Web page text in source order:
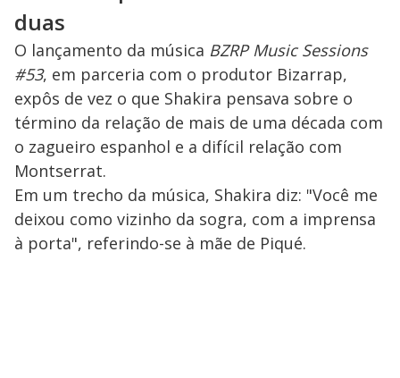
duas
O lançamento da música BZRP Music Sessions
#53, em parceria com o produtor Bizarrap,
expôs de vez o que Shakira pensava sobre o
término da relação de mais de uma década com
o zagueiro espanhol e a difícil relação com
Montserrat.
Em um trecho da música, Shakira diz: "Você me
deixou como vizinho da sogra, com a imprensa
à porta", referindo-se à mãe de Piqué.